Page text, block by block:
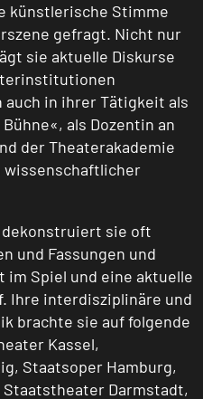
künstlerische Stimme
gefragt. Nicht nur
sie aktuelle Diskurse
in ihrer Tätigkeit als
als Dozentin an
der Theaterakademie
wissenschaftlicher
dekonstruiert sie oft
und Fassungen und
Spiel und eine aktuelle
Ihre interdisziplinäre und
brachte sie auf folgende
Kassel,
Staatsoper Hamburg,
Staatstheater Darmstadt,